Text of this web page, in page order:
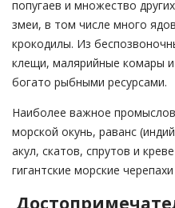
попугаев и множество
змеи, в том числе много
крокодилы. Из
клещи, малярийные комары
богато рыбными ресурсами.
Наиболее важное
морской окунь, раванс
акул, скатов, спрутов и
гигантские морские